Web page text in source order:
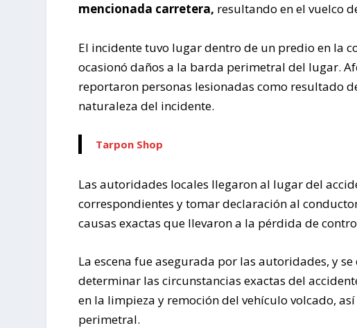
mencionada carretera, resultando en el vuelco
El incidente tuvo lugar dentro de un predio en la
ocasionó daños a la barda perimetral del lugar.
reportaron personas lesionadas como resultado
naturaleza del incidente.
Tarpon Shop
Las autoridades locales llegaron al lugar del
correspondientes y tomar declaración al
causas exactas que llevaron a la pérdida de
La escena fue asegurada por las autoridades, y
determinar las circunstancias exactas del
en la limpieza y remoción del vehículo volcado,
perimetral.